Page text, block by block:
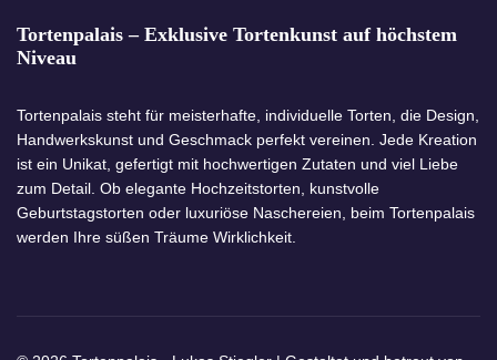
Tortenpalais – Exklusive Tortenkunst auf höchstem
Niveau
Tortenpalais steht für meisterhafte, individuelle Torten, die Design,
Handwerkskunst und Geschmack perfekt vereinen. Jede Kreation
ist ein Unikat, gefertigt mit hochwertigen Zutaten und viel Liebe
zum Detail. Ob elegante Hochzeitstorten, kunstvolle
Geburtstagstorten oder luxuriöse Naschereien, beim Tortenpalais
werden Ihre süßen Träume Wirklichkeit.